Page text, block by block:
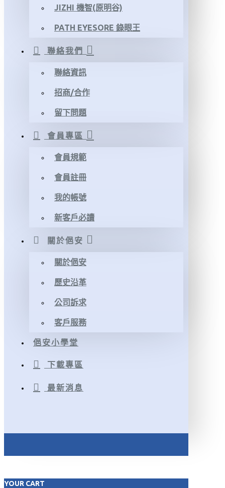
JIZHI 機智(原明谷)
PATH EYESORE 錄眼王
聯絡我們
聯絡資訊
招商/合作
留下問題
會員專區
會員規範
會員註冊
我的帳號
新客戶必讀
關於俋安
關於俋安
歷史沿革
公司訴求
客戶服務
俋安小學堂
下載專區
最新消息
YOUR CART